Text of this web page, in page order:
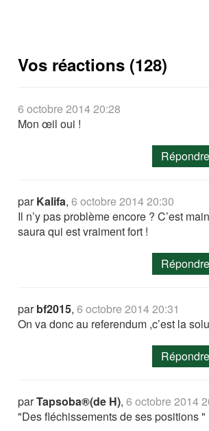
Vos réactions (128)
6 octobre 2014 20:28
Mon œil oui !
parKalifa,6 octobre 2014 20:30
Il n’y pas problème encore ? C’est
saura qui est vraiment fort !
parbf2015,6 octobre 2014 20:31
On va donc au referendum ,c’est la
parTapsoba®(de H),6 octobre 2014
"Des fléchissements de ses positions "